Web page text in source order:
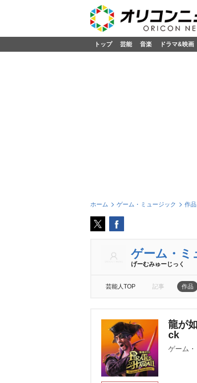
トップ 芸能 音楽 ドラマ&映画
ホーム ゲーム・ミュージック 作品
ゲーム・ミ
げーむみゅーじっく
芸能人TOP 記事 作品
龍が
ck
ゲーム